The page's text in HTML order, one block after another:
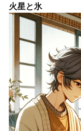
火星と氷